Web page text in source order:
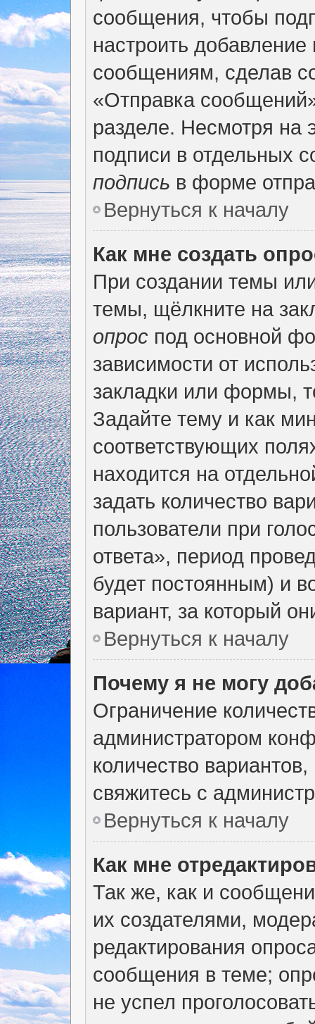
сообщения, чтобы
настроить
сообщениям, сделав
«Отправка
разделе. Несмотря на
подписи в отдельных
подпись в форме
Вернуться к началу
Как мне создать
При создании темы
темы, щёлкните на
опрос под основной
зависимости от
закладки или формы,
Задайте тему и как
соответствующих
находится на
задать количество
пользователи при
ответа», период
будет постоянным) и
вариант, за который
Вернуться к началу
Почему я не могу
Ограничение
администратором
количество
свяжитесь с
Вернуться к началу
Как мне
Так же, как и
их создателями,
редактирования
сообщения в теме;
не успел